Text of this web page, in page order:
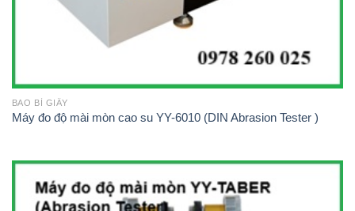
BAO BÌ GIẤY
Máy đo độ mài mòn cao su YY-6010 (DIN Abrasion Tester )